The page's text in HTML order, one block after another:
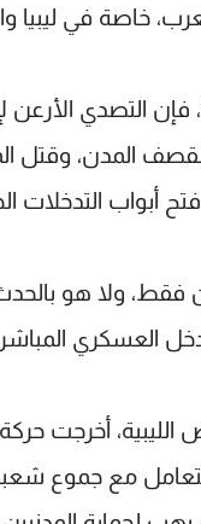
خاصة في ليبيا
فإن التصدي
المدن، وقتل
أبواب التدخلات
فقط، ولا هو
العسكري
الليبية، أخرجت
مع جموع